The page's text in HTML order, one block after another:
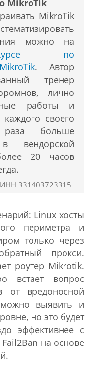
MikroTik
MikroTik
можно на
курсе по
. Автор
тренер
лично
работы и
каждого своего
больше
вендорской
20 часов
331403723315
Linux хосты
периметра и
только через
прокси.
роутер Mikrotik.
встает вопрос
от вредоносной
можно выявить и
но это будет
эффективнее с
Fail2Ban на основе